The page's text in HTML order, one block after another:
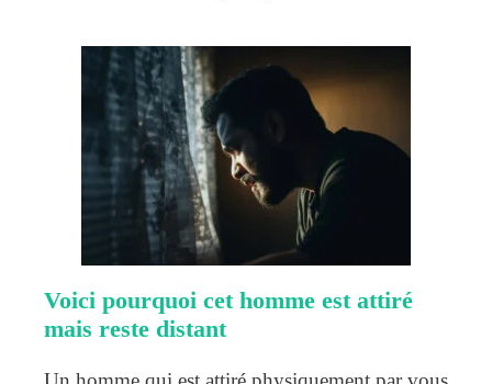
Voici pourquoi cet homme est attiré
mais reste distant